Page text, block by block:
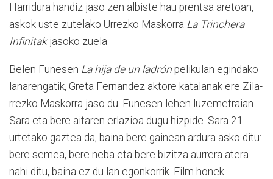
Harridura handiz jaso zen albiste hau prentsa are­to­an,
askok uste zutelako Urrez­ko Maskorra La Trinchera
Infinitakjasoko zuela.
Belen Funesen La hija de un ladrón pelikulan egindako
la­na­rengatik, Greta Fernandez aktore katalanak ere Zila­
rrez­ko Maskorra jaso du. Funesen lehen luzemetraian
Sara eta bere aitaren erlazioa dugu hizpide. Sara 21
urtetako gaz­tea da, baina bere gainean ar­dura asko ditu:
bere semea, be­re neba eta bere bizitza aurrera atera
nahi ditu, baina ez du lan egonkorrik. Film honek